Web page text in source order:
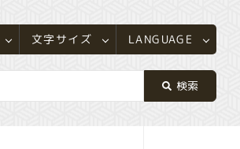
文字サイズ LANGUAGE